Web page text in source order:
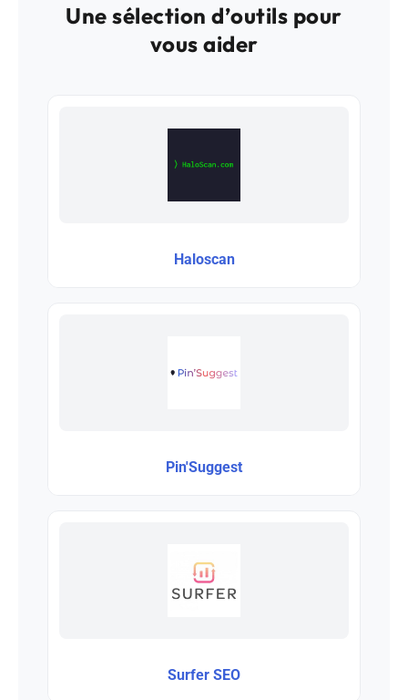
Une sélection d’outils pour
vous aider
Haloscan
Pin'Suggest
Surfer SEO